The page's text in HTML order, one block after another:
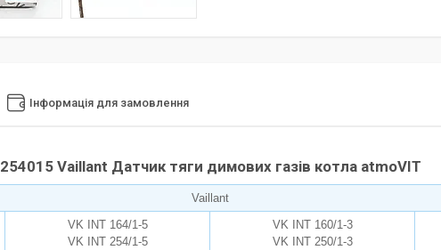
Інформація для замовлення
254015 Vaillant Датчик тяги димових газів котла atmoVIT
Vaillant
VK INT 164/1-5
VK INT 254/1-5
VK INT 160/1-3
VK INT 250/1-3